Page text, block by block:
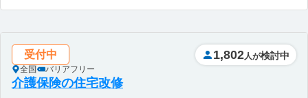
受付中
全国 バリアフリー
1,802 人が検討中
介護保険の住宅改修